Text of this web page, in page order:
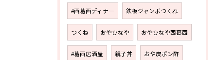
#西葛西ディナー 鉄板ジャンボつくね
つくね おやひなや おやひなや西葛西
#葛西居酒屋 親子丼 おや皮ポン酢